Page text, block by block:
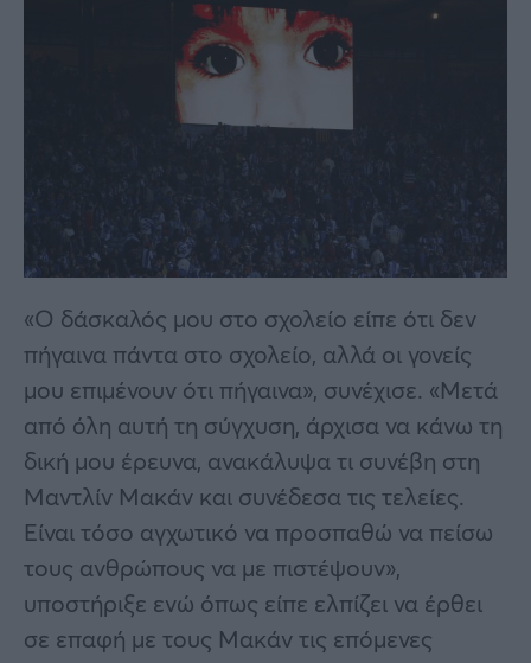
«Ο δάσκαλός μου στο σχολείο είπε ότι δεν
πήγαινα πάντα στο σχολείο, αλλά οι γονείς
μου επιμένουν ότι πήγαινα», συνέχισε. «Μετά
από όλη αυτή τη σύγχυση, άρχισα να κάνω τη
δική μου έρευνα, ανακάλυψα τι συνέβη στη
Μαντλίν Μακάν και συνέδεσα τις τελείες.
Είναι τόσο αγχωτικό να προσπαθώ να πείσω
τους ανθρώπους να με πιστέψουν»,
υποστήριξε ενώ όπως είπε ελπίζει να έρθει
σε επαφή με τους Μακάν τις επόμενες